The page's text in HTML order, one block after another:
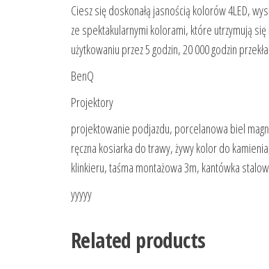
Ciesz się doskonałą jasnością kolorów 4LED,
ze spektakularnymi kolorami, które utrzymują
użytkowaniu przez 5 godzin, 20 000 godzin
BenQ
Projektory
projektowanie podjazdu, porcelanowa biel
ręczna kosiarka do trawy, żywy kolor do
klinkieru, taśma montażowa 3m, kantówka
yyyyy
Related products